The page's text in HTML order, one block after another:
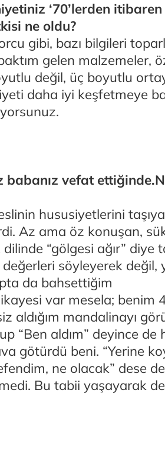
‘70’lerden
ne oldu?
gibi, bazı bilgileri
gelen malzemeler,
değil, üç boyutlu
daha iyi keşfetmeye
babanız vefat
hususiyetlerini
Az ama öz konuşan,
dilinde “gölgesi ağır” diye
söyleyerek
da bahsettiğim
var mesela; benim
aldığım mandalinayı
“Ben aldım” deyince
götürdü beni. “Yerine
ne olacak” dese
Bu tabii yaşayarak